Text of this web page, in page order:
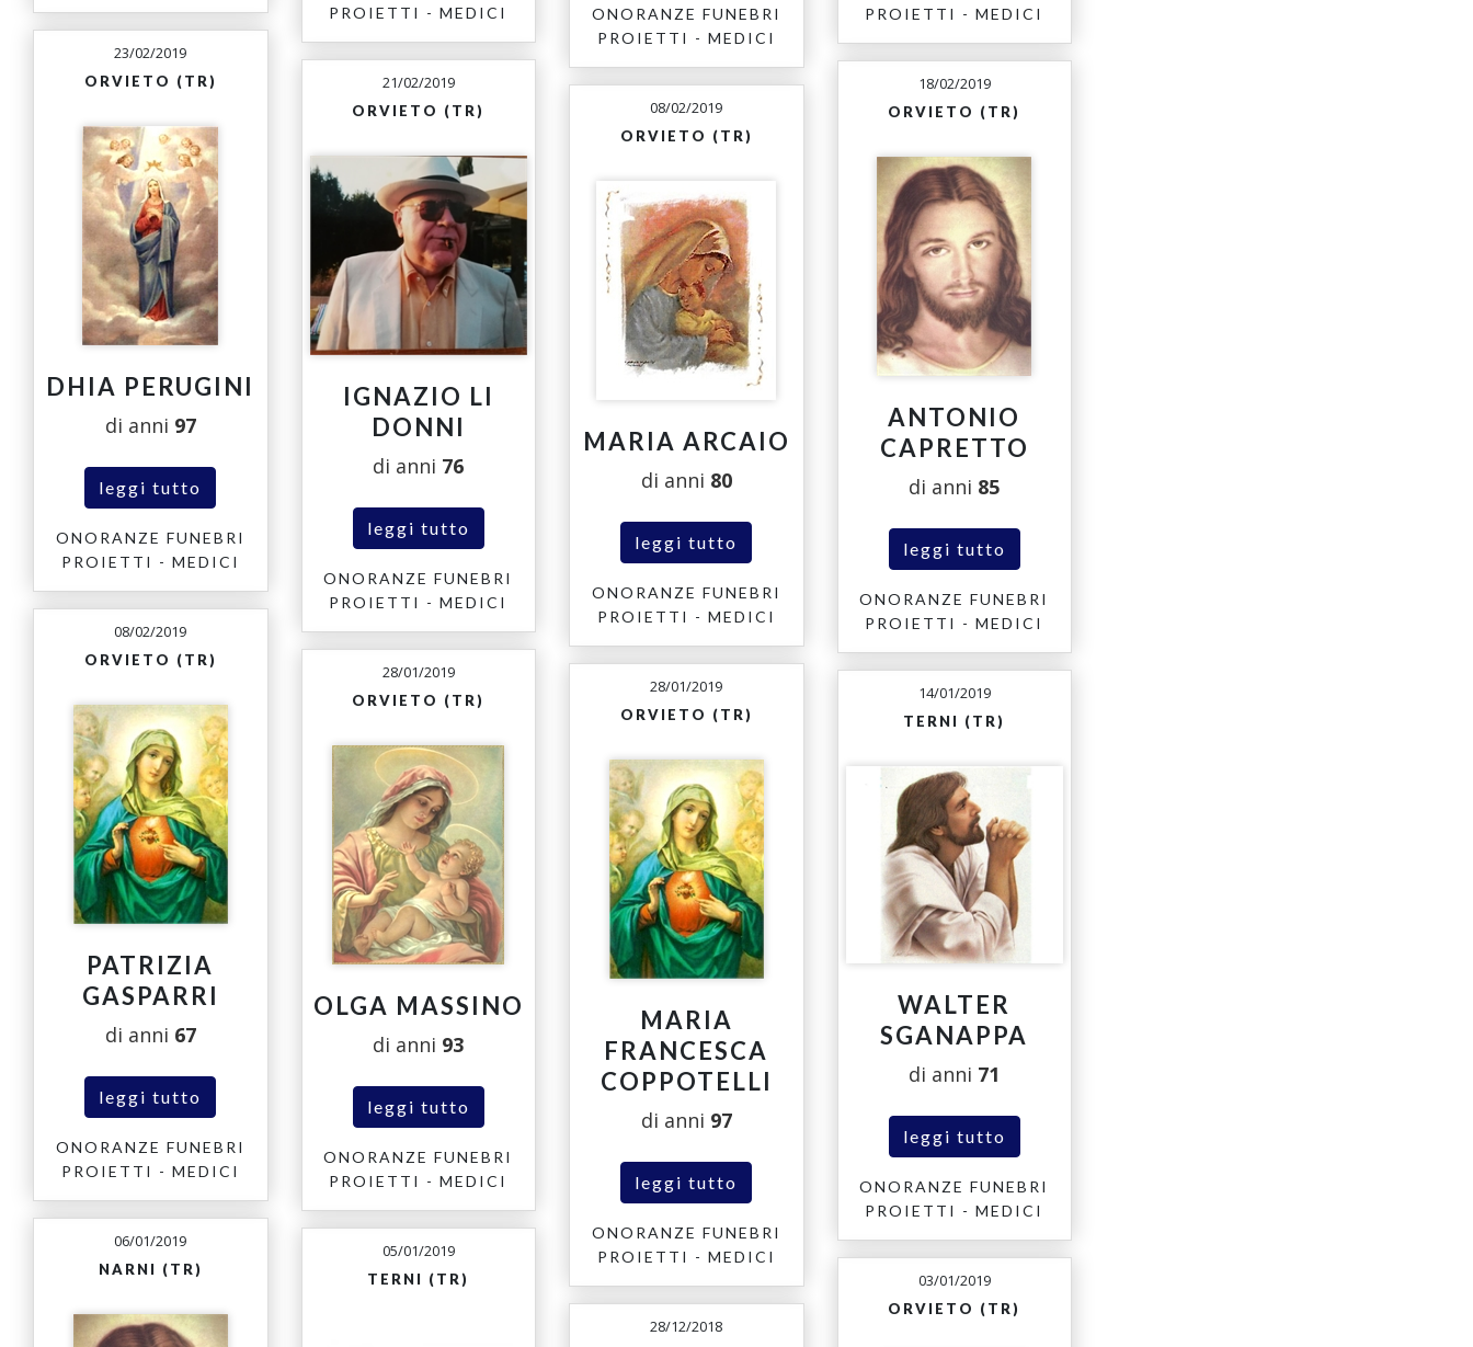
PROIETTI - MEDICI
PROIETTI - MEDICI
ONORANZE FUNEBRI
PROIETTI - MEDICI
23/02/2019
ORVIETO (TR)
DHIA PERUGINI
di anni 97
leggi tutto
ONORANZE FUNEBRI
PROIETTI - MEDICI
21/02/2019
ORVIETO (TR)
IGNAZIO LI
DONNI
di anni 76
leggi tutto
ONORANZE FUNEBRI
PROIETTI - MEDICI
18/02/2019
ORVIETO (TR)
ANTONIO
CAPRETTO
di anni 85
leggi tutto
ONORANZE FUNEBRI
PROIETTI - MEDICI
08/02/2019
ORVIETO (TR)
MARIA ARCAIO
di anni 80
leggi tutto
ONORANZE FUNEBRI
PROIETTI - MEDICI
08/02/2019
ORVIETO (TR)
PATRIZIA
GASPARRI
di anni 67
leggi tutto
ONORANZE FUNEBRI
PROIETTI - MEDICI
28/01/2019
ORVIETO (TR)
OLGA MASSINO
di anni 93
leggi tutto
ONORANZE FUNEBRI
PROIETTI - MEDICI
28/01/2019
ORVIETO (TR)
MARIA
FRANCESCA
COPPOTELLI
di anni 97
leggi tutto
ONORANZE FUNEBRI
PROIETTI - MEDICI
14/01/2019
TERNI (TR)
WALTER
SGANAPPA
di anni 71
leggi tutto
ONORANZE FUNEBRI
PROIETTI - MEDICI
06/01/2019
NARNI (TR)
05/01/2019
TERNI (TR) 03/01/2019
ORVIETO (TR)
28/12/2018